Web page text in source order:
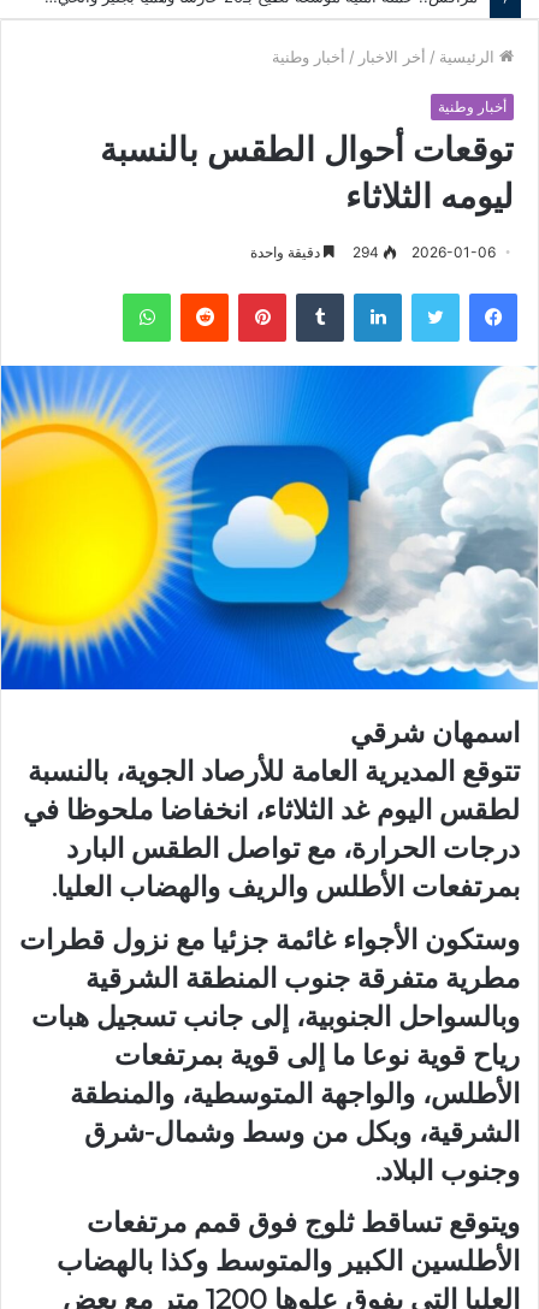
الرئيسية / أخر الاخبار / أخبار وطنية
أخبار وطنية
توقعات أحوال الطقس بالنسبة
ليومه الثلاثاء
2026-01-06
294 دقيقة واحدة
فيسبوك لينكدإن بينتيريست
اسمهان شرقي
تتوقع المديرية العامة للأرصاد الجوية، بالنسبة
لطقس اليوم غد الثلاثاء، انخفاضا ملحوظا في
درجات الحرارة، مع تواصل الطقس البارد
بمرتفعات الأطلس والريف والهضاب العليا.
وستكون الأجواء غائمة جزئيا مع نزول قطرات
مطرية متفرقة جنوب المنطقة الشرقية
وبالسواحل الجنوبية، إلى جانب تسجيل هبات
رياح قوية نوعا ما إلى قوية بمرتفعات
الأطلس، والواجهة المتوسطية، والمنطقة
الشرقية، وبكل من وسط وشمال-شرق
وجنوب البلاد.
ويتوقع تساقط ثلوج فوق قمم مرتفعات
الأطلسين الكبير والمتوسط وكذا بالهضاب
العليا التي يفوق علوها 1200 متر مع بعض